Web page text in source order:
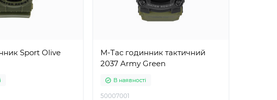
Sport Olive
M-Tac годинник тактичний
2037 Army Green
В наявності
50007001